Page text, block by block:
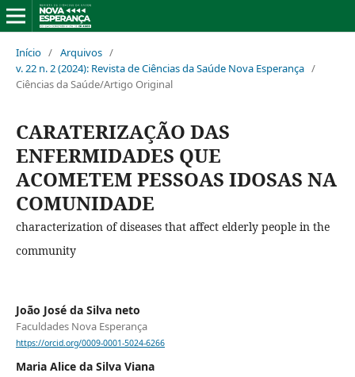
Início / Arquivos /
v. 22 n. 2 (2024): Revista de Ciências da Saúde Nova Esperança /
Ciências da Saúde/Artigo Original
CARATERIZAÇÃO DAS
ENFERMIDADES QUE
ACOMETEM PESSOAS IDOSAS NA
COMUNIDADE
characterization of diseases that affect elderly people in the
community
João José da Silva neto
Faculdades Nova Esperança
https://orcid.org/0009-0001-5024-6266
Maria Alice da Silva Viana